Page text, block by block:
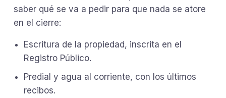
saber qué se va a pedir para que nada se atore
en el cierre:
Escritura de la propiedad, inscrita en el
Registro Público.
Predial y agua al corriente, con los últimos
recibos.